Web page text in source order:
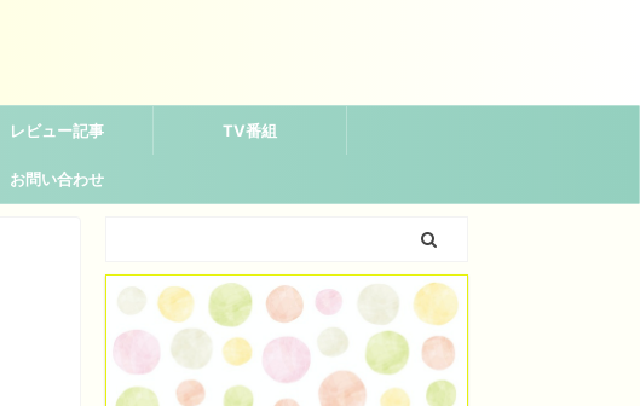
レビュー記事 TV番組
お問い合わせ